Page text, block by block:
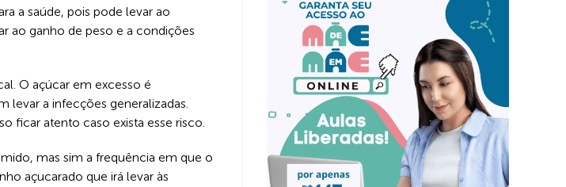
a saúde, pois pode levar ao
ao ganho de peso e a condições
O açúcar em excesso é
levar a infecções generalizadas.
ficar atento caso exista esse risco.
mas sim a frequência em que o
açucarado que irá levar às